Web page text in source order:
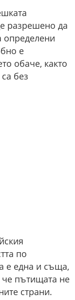
разрешено да
определени
е
обаче, както
без
по
е една и съща,
пътищата не
страни.